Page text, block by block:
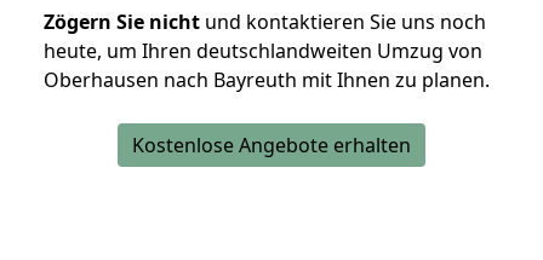
Zögern Sie nicht und kontaktieren Sie uns noch
heute, um Ihren deutschlandweiten Umzug von
Oberhausen nach Bayreuth mit Ihnen zu planen.
Kostenlose Angebote erhalten